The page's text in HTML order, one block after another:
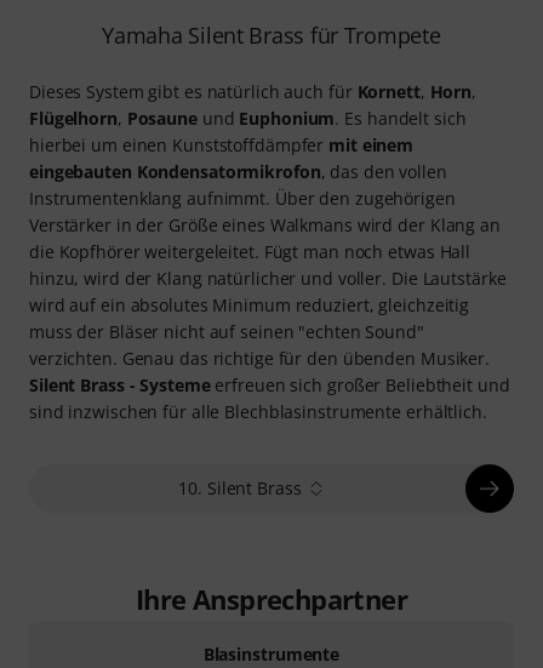
Yamaha Silent Brass für Trompete
Dieses System gibt es natürlich auch für Kornett, Horn,
Flügelhorn, Posauneund Euphonium. Es handelt sich
hierbei um einen Kunststoffdämpfer mit einem
eingebauten Kondensatormikrofon, das den vollen
Instrumentenklang aufnimmt. Über den zugehörigen
Verstärker in der Größe eines Walkmans wird der Klang an
die Kopfhörer weitergeleitet. Fügt man noch etwas Hall
hinzu, wird der Klang natürlicher und voller. Die Lautstärke
wird auf ein absolutes Minimum reduziert, gleichzeitig
muss der Bläser nicht auf seinen "echten Sound"
verzichten. Genau das richtige für den übenden Musiker.
Silent Brass - Systemeerfreuen sich großer Beliebtheit und
sind inzwischen für alle Blechblasinstrumente erhältlich.
10. Silent Brass
Ihre Ansprechpartner
Blasinstrumente